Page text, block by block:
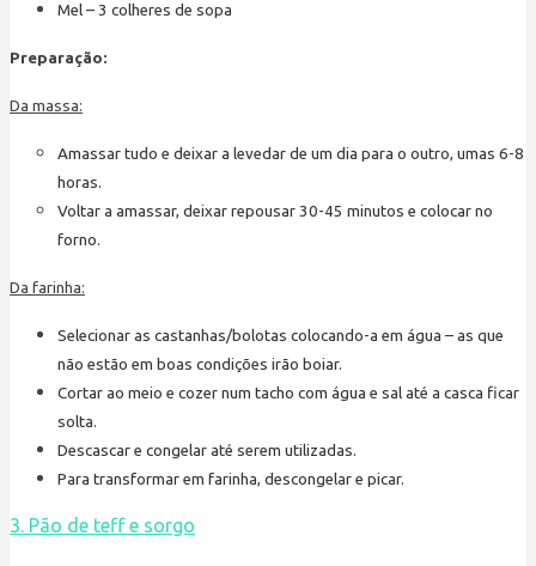
Mel – 3 colheres de sopa
Preparação:
Da massa:
Amassar tudo e deixar a levedar de um dia para o outro, umas 6-8
horas.
Voltar a amassar, deixar repousar 30-45 minutos e colocar no
forno.
Da farinha:
Selecionar as castanhas/bolotas colocando-a em água – as que
não estão em boas condições irão boiar.
Cortar ao meio e cozer num tacho com água e sal até a casca ficar
solta.
Descascar e congelar até serem utilizadas.
Para transformar em farinha, descongelar e picar.
3. Pão de teff e sorgo